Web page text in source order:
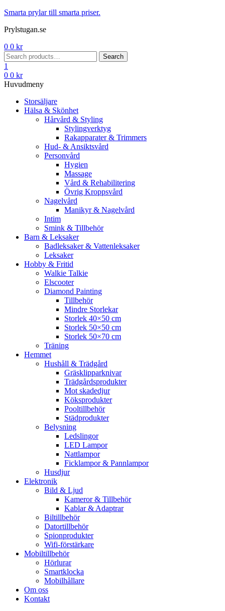
Menu
Smarta prylar till smarta priser.
Prylstugan.se
0 0 kr
Search
for:
Search
1
0 0 kr
Huvudmeny
Storsäljare
Hälsa & Skönhet
Hårvård & Styling
Stylingverktyg
Rakapparater & Trimmers
Hud- & Ansiktsvård
Personvård
Hygien
Massage
Vård & Rehabilitering
Övrig Kroppsvård
Nagelvård
Manikyr & Nagelvård
Intim
Smink & Tillbehör
Barn & Leksaker
Badleksaker & Vattenleksaker
Leksaker
Hobby & Fritid
Walkie Talkie
Elscooter
Diamond Painting
Tillbehör
Mindre Storlekar
Storlek 40×50 cm
Storlek 50×50 cm
Storlek 50×70 cm
Träning
Hemmet
Hushåll & Trädgård
Gräsklipparknivar
Trädgårdsprodukter
Mot skadedjur
Köksprodukter
Pooltillbehör
Städprodukter
Belysning
Ledslingor
LED Lampor
Nattlampor
Ficklampor & Pannlampor
Husdjur
Elektronik
Bild & Ljud
Kameror & Tillbehör
Kablar & Adaptrar
Biltillbehör
Datortillbehör
Spionprodukter
Wifi-förstärkare
Mobiltillbehör
Hörlurar
Smartklocka
Mobilhållare
Om oss
Kontakt